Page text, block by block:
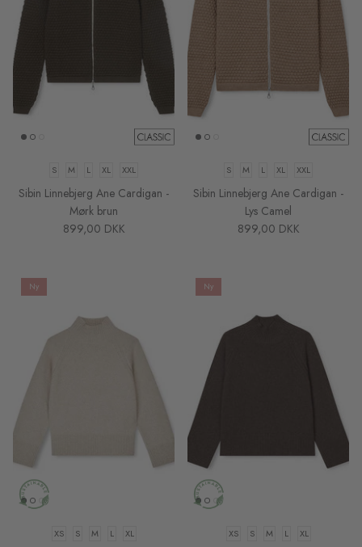
S M L XL XXL
Sibin Linnebjerg Ane Cardigan -
Mørk brun
899,00 DKK
S M L XL XXL
Sibin Linnebjerg Ane Cardigan -
Lys Camel
899,00 DKK
Ny
XS S M L XL
Ny
XS S M L XL